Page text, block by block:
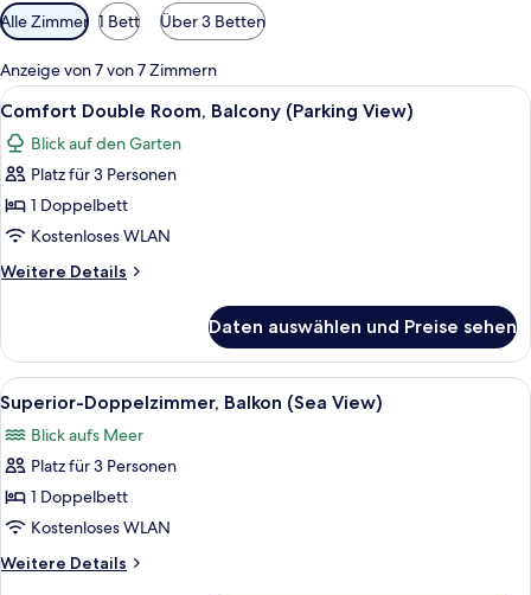
Verfügbare
Filter
für
Zimmer
Alle Zimmer 1 Bett Über 3 Betten
Anzeige von 7 von 7 Zimmern
Alle
Fotos
für
Comfort
Double
Room,
Balcony
(Parking
anzeigen
Ein Hotelzimmer mit einem Bett,
14
Comfort Double Room, Balcony (Parking View)
Blick auf den Garten
Platz für 3 Personen
1 Doppelbett
Kostenloses WLAN
Weitere Details
Weitere
Double
Room,
Balcony
(Parking
View)
Daten auswählen und Preise sehen
Alle
Fotos
für
Superior-
Doppelzimmer,
Balkon
(Sea
View)
Ein Balkon mit Blick auf einen
19
Superior-Doppelzimmer, Balkon (Sea View)
Blick aufs Meer
Platz für 3 Personen
1 Doppelbett
Kostenloses WLAN
Weitere Details
Weitere